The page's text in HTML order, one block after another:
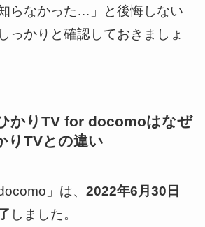
らなかった…」と後悔しない
っかりと確認しておきましょ
かりTV for docomoはなぜ
りTVとの違い
」は、 2022年6月30日
しました。